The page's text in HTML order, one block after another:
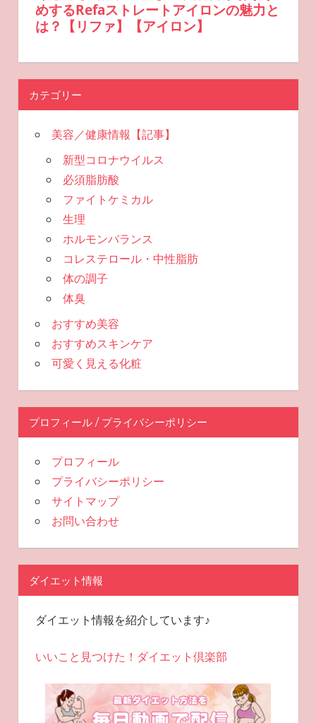
カテゴリー
美容／健康情報【記事】
新型コロナウイルス
必須脂肪酸
ファイトケミカル
生理
ホルモンバランス
コレステロール・中性脂肪
体の調子
体臭
おすすめ美容
おすすめスキンケア
可愛く見える化粧
プロフィール / プライバシーポリシー
プロフィール
プライバシーポリシー
サイトマップ
お問い合わせ
ダイエット情報
ダイエット情報を紹介しています♪
いいこと見つけた！ダイエット倶楽部